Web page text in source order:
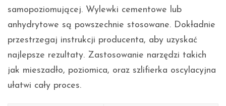
samopoziomującej. Wylewki cementowe lub
anhydrytowe są powszechnie stosowane. Dokładnie
przestrzegaj instrukcji producenta, aby uzyskać
najlepsze rezultaty. Zastosowanie narzędzi takich
jak mieszadło, poziomica, oraz szlifierka oscylacyjna
ułatwi cały proces.